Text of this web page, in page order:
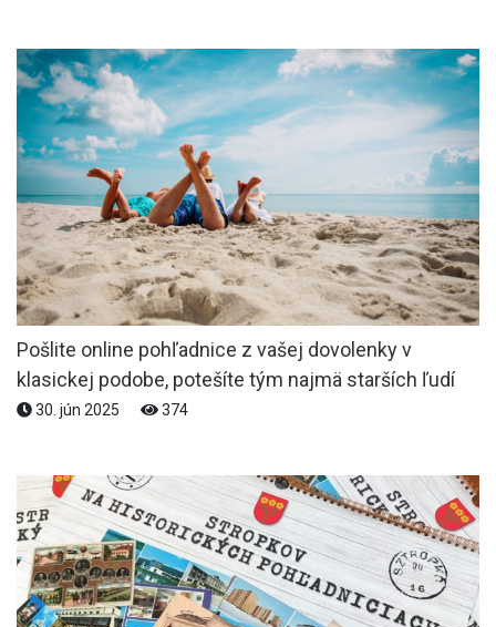
Pošlite online pohľadnice z vašej dovolenky v
klasickej podobe, potešíte tým najmä starších ľudí
30. jún 2025 374